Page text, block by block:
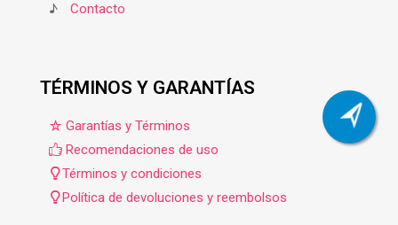
♪
Contacto
TÉRMINOS Y GARANTÍAS
Garantías y Términos
Recomendaciones de uso
Términos y condiciones
Política de devoluciones y reembolsos